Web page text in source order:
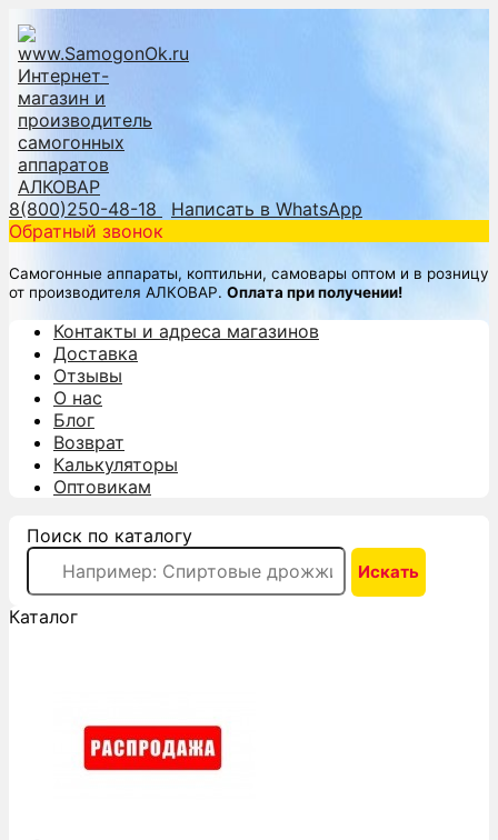
8(800)250-48-18
Написать в WhatsApp
Обратный звонок
Самогонные аппараты, коптильни, самовары оптом и в розницу
от производителя АЛКОВАР. Оплата при получении!
Контакты и адреса магазинов
Доставка
Отзывы
О нас
Блог
Возврат
Калькуляторы
Оптовикам
Поиск по каталогу
Каталог